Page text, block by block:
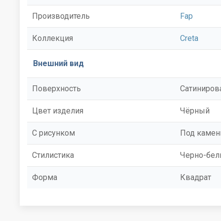
Производитель Fap
Коллекция Creta
Внешний вид
Поверхность
Цвет изделия Чёрный
С рисунком Под
Стилистика Черно-
Форма Квадрат